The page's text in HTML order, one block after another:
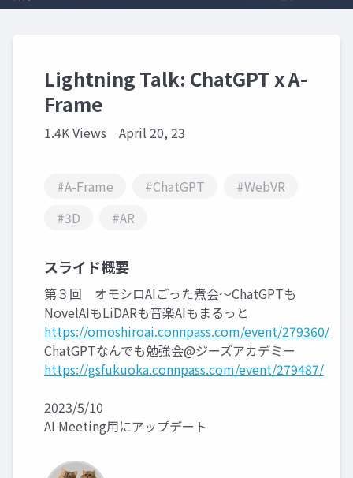
Lightning Talk: ChatGPT x A-
Frame
1.4K Views April 20, 23
#A-Frame #ChatGPT
#WebVR
#3D
#AR
スライド概要
第３回 オモシロAIごった煮会〜ChatGPTも
NovelAIもLiDARも音楽AIもまるっと
https://omoshiroai.connpass.com/event/279360/
ChatGPTなんでも勉強会@ジーズアカデミー
https://gsfukuoka.connpass.com/event/279487/
2023/5/10
AI Meeting用にアップデート